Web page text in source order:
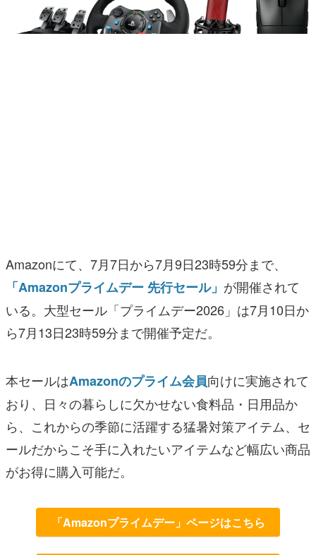
具体的な形から解き明かしていく、硬派で骨太な評論連載
です。
その他
電ファミニコゲーマーとは？
運営：株式会社マレ
Amazonにて、7月7日から7月9日23時59分まで、
「Amazonプライムデー 先行セール」 が開催されて
いる。大型セール「プライムデー2026」は7月10日か
ら7月13日23時59分まで開催予定だ。
本セールはAmazonのプライム会員向けに実施されて
おり、日々の暮らしに欠かせない食料品・日用品か
ら、これからの季節に活躍する猛暑対策アイテム、セ
ールだからこそ手に入れたいアイテムなど幅広い商品
がお得に購入可能だ。
「Amazonプライムデー」ページはこちら